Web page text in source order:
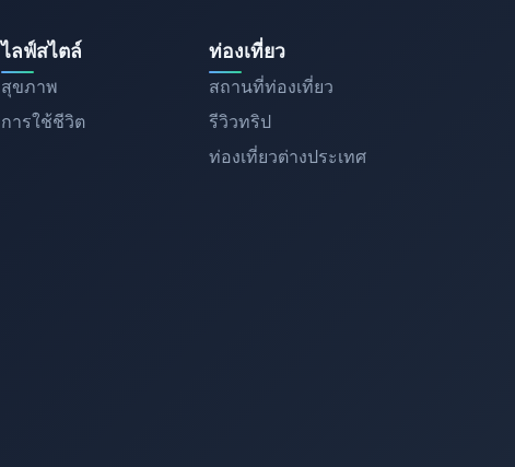
ไลฟ์สไตล์
สุขภาพ
การใช้ชีวิต
ท่องเที่ยว
สถานที่ท่องเที่ยว
รีวิวทริป
ท่องเที่ยวต่างประเทศ